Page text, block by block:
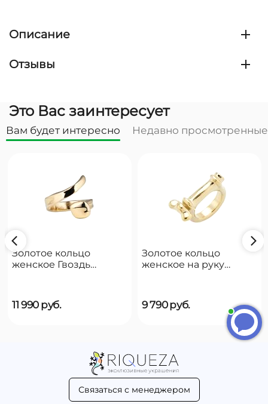
Описание
Отзывы
Это Вас заинтересует
Вам будет интересно Недавно просмотренные
Золотое кольцо
женское Гвоздь
11 990 руб.
Золотое кольцо
женское на руку
9 790руб.
Связаться с менеджером
Анна